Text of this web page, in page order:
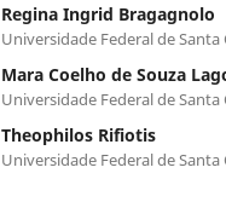
Regina Ingrid Bragagnolo
Universidade Federal de Santa
Mara Coelho de Souza
Universidade Federal de Santa
Theophilos Rifiotis
Universidade Federal de Santa